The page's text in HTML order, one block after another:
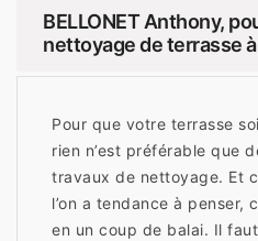
BELLONET Anthony,
nettoyage de terrasse
Pour que votre terrasse
rien n’est préférable que
travaux de nettoyage. Et
l’on a tendance à penser,
en un coup de balai. Il